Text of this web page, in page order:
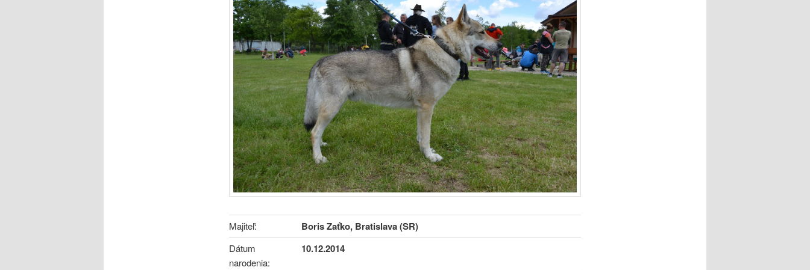
Majiteľ: Boris Zaťko, Bratislava (SR)
Dátum
narodenia:
10.12.2014